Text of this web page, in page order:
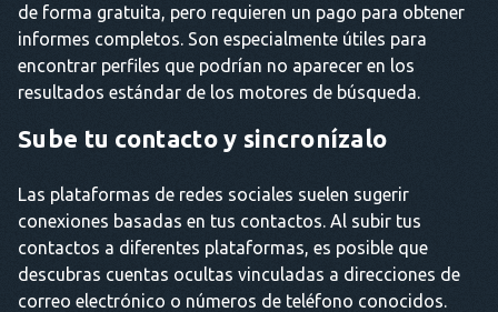
de forma gratuita, pero requieren un pago para obtener
informes completos. Son especialmente útiles para
encontrar perfiles que podrían no aparecer en los
resultados estándar de los motores de búsqueda.
Sube tu contacto y sincronízalo
Las plataformas de redes sociales suelen sugerir
conexiones basadas en tus contactos. Al subir tus
contactos a diferentes plataformas, es posible que
descubras cuentas ocultas vinculadas a direcciones de
correo electrónico o números de teléfono conocidos.